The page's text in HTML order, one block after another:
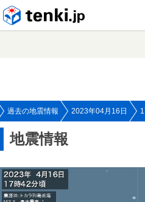
過去の地震情報 2023年04月16日
地震情報